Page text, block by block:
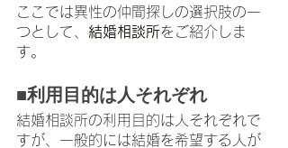
ここでは異性の仲間探しの選択肢の一
つとして、 結婚相談所をご紹介しま
す。
■利用目的は人それぞれ
結婚相談所の利用目的は人それぞれで
すが、一般的には結婚を希望する人が